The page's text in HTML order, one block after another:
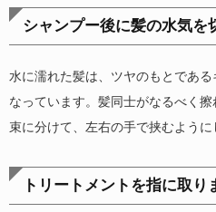
シャンプー後に髪の水気を
水に濡れた髪は、ツヤのもとであ
なっています。髪同士がなるべく
束に分けて、左右の手で挟むように
トリートメントを指に取り